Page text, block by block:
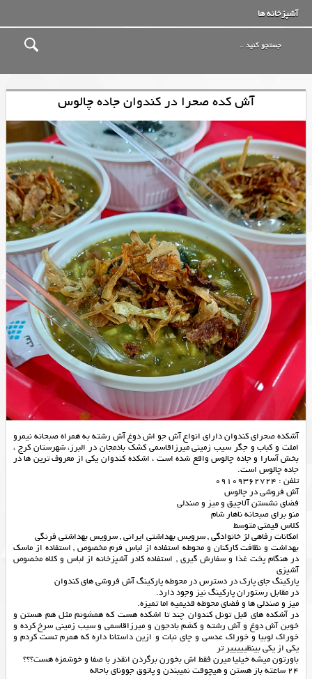
آشپزخانه ها
آش کده صحرا در کندوان جاده چالوس
آشکده صحرای کندوان دارای انواع آش جو اش دوغ آش رشته به همراه صبحانه نیمرو
املت و کباب و جگر سیب زمینی میرزاقاسمی کشک بادمجان در البرز، شهرستان کرج ،
بخش آسارا و جاده چالوس واقع شده است ، اشکده کندوان یکی از معروف ترین ها در
جاده چالوس است.
تلفن : 09109362724
آش فروشی در چالوس
فضای نشستن آلاچیق و میز و صندلی
منو برای صبحانه ناهار شام
کلاس قیمتی متوسط
امکانات رفاهی لژ خانوادگی , سرویس بهداشتی ایرانی , سرویس بهداشتی فرنگی
بهداشت و نظافت کارکنان و محوطه استفاده از لباس فرم مخصوص , استفاده از ماسک
در هنگام پخت غذا و سفارش گیری , استفاده کادر آشپزخانه از لباس و کلاه مخصوص
آشپزی
پارکینگ جای پارک در دسترس در محوطه پارکینگ آش فروشی های کندوان
در مقابل رستوران پارکینگ نیز وجود دارد.
میز و صندلی ها و فضای محوطه قدیمیه اما تمیزه.
در آشكده هاي قبل تونل کندوان چند تا اشكده هست كه همشونم مثل هم هستن و
خوبن آش دوغ و آش رشته و كشم بادجون و ميرزاقاسمي و سيب زميني سرخ كرده و
خوراك لوبيا و خوراك عدسي و چاي نبات و ازين داستانا داره كه همرم تست كردم و
يكي از يكي بينظييييير تر
باورتون ميشه خيليا ميرن فقط اش بخورن برگردن انقدر با صفا و خوشمزه هست؟؟؟
٢٤ ساعته باز هستن و هيچوقت نميبندن و پاتوق جووناي باحاله